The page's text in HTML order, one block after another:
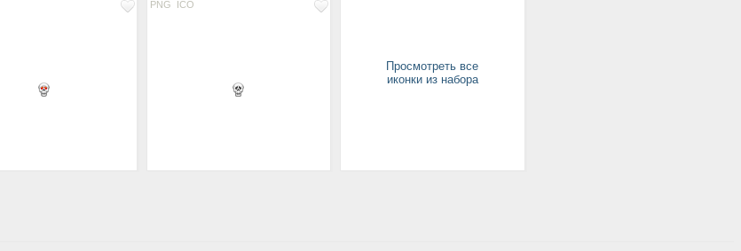
PNG ICO
Просмотреть все
иконки из набора